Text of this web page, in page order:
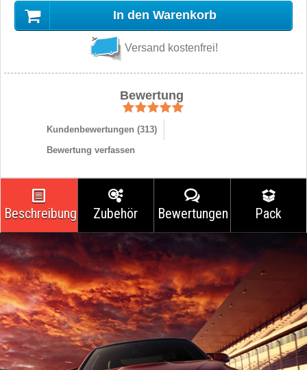
In den Warenkorb
Versand kostenfrei!
Bewertung
Kundenbewertungen (313)
Bewertung verfassen
Beschreibung Zubehör Bewertungen Pack